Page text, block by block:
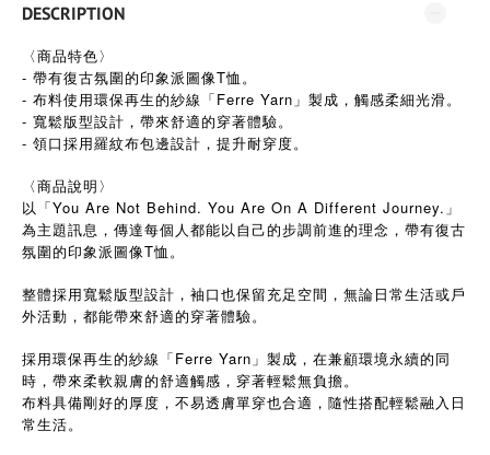
DESCRIPTION
〈商品特色〉
- 帶有復古氛圍的印象派圖像T恤。
- 布料使用環保再生的紗線「Ferre Yarn」製成，觸感柔細光滑。
- 寬鬆版型設計，帶來舒適的穿著體驗。
- 領口採用羅紋布包邊設計，提升耐穿度。
〈商品說明〉
以「You Are Not Behind. You Are On A Different Journey.」
為主題訊息，傳達每個人都能以自己的步調前進的理念，帶有復古
氛圍的印象派圖像T恤。
整體採用寬鬆版型設計，袖口也保留充足空間，無論日常生活或戶
外活動，都能帶來舒適的穿著體驗。
採用環保再生的紗線「Ferre Yarn」製成，在兼顧環境永續的同
時，帶來柔軟親膚的舒適觸感，穿著輕鬆無負擔。
布料具備剛好的厚度，不易透膚單穿也合適，隨性搭配輕鬆融入日
常生活。